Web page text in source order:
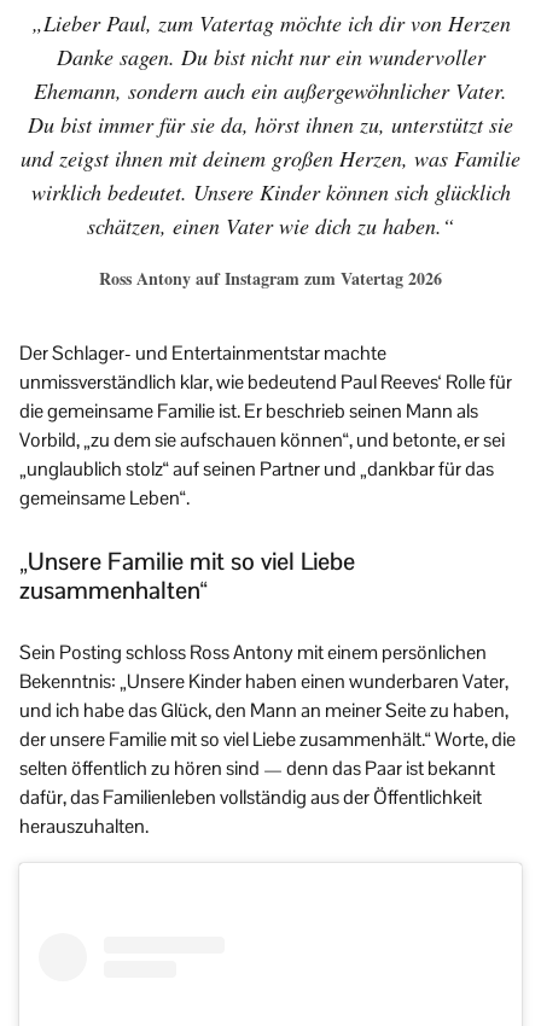
„Lieber Paul, zum Vatertag möchte ich dir von Herzen
Danke sagen. Du bist nicht nur ein wundervoller
Ehemann, sondern auch ein außergewöhnlicher Vater.
Du bist immer für sie da, hörst ihnen zu, unterstützt sie
und zeigst ihnen mit deinem großen Herzen, was Familie
wirklich bedeutet. Unsere Kinder können sich glücklich
schätzen, einen Vater wie dich zu haben.“
Ross Antony auf Instagram zum Vatertag 2026
Der Schlager- und Entertainmentstar machte
unmissverständlich klar, wie bedeutend Paul Reeves‘ Rolle für
die gemeinsame Familie ist. Er beschrieb seinen Mann als
Vorbild, „zu dem sie aufschauen können“, und betonte, er sei
„unglaublich stolz“ auf seinen Partner und „dankbar für das
gemeinsame Leben“.
„Unsere Familie mit so viel Liebe
zusammenhalten“
Sein Posting schloss Ross Antony mit einem persönlichen
Bekenntnis: „Unsere Kinder haben einen wunderbaren Vater,
und ich habe das Glück, den Mann an meiner Seite zu haben,
der unsere Familie mit so viel Liebe zusammenhält.“ Worte, die
selten öffentlich zu hören sind — denn das Paar ist bekannt
dafür, das Familienleben vollständig aus der Öffentlichkeit
herauszuhalten.